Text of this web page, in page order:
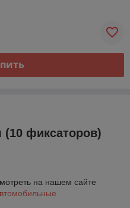
фиксаторов)
на нашем сайте